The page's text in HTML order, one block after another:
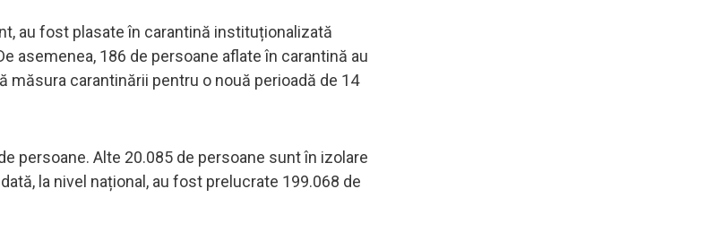
au fost plasate în carantină instituționalizată
asemenea, 186 de persoane aflate în carantină au
carantinării pentru o nouă perioadă de 14
persoane. Alte 20.085 de persoane sunt în izolare
la nivel național, au fost prelucrate 199.068 de